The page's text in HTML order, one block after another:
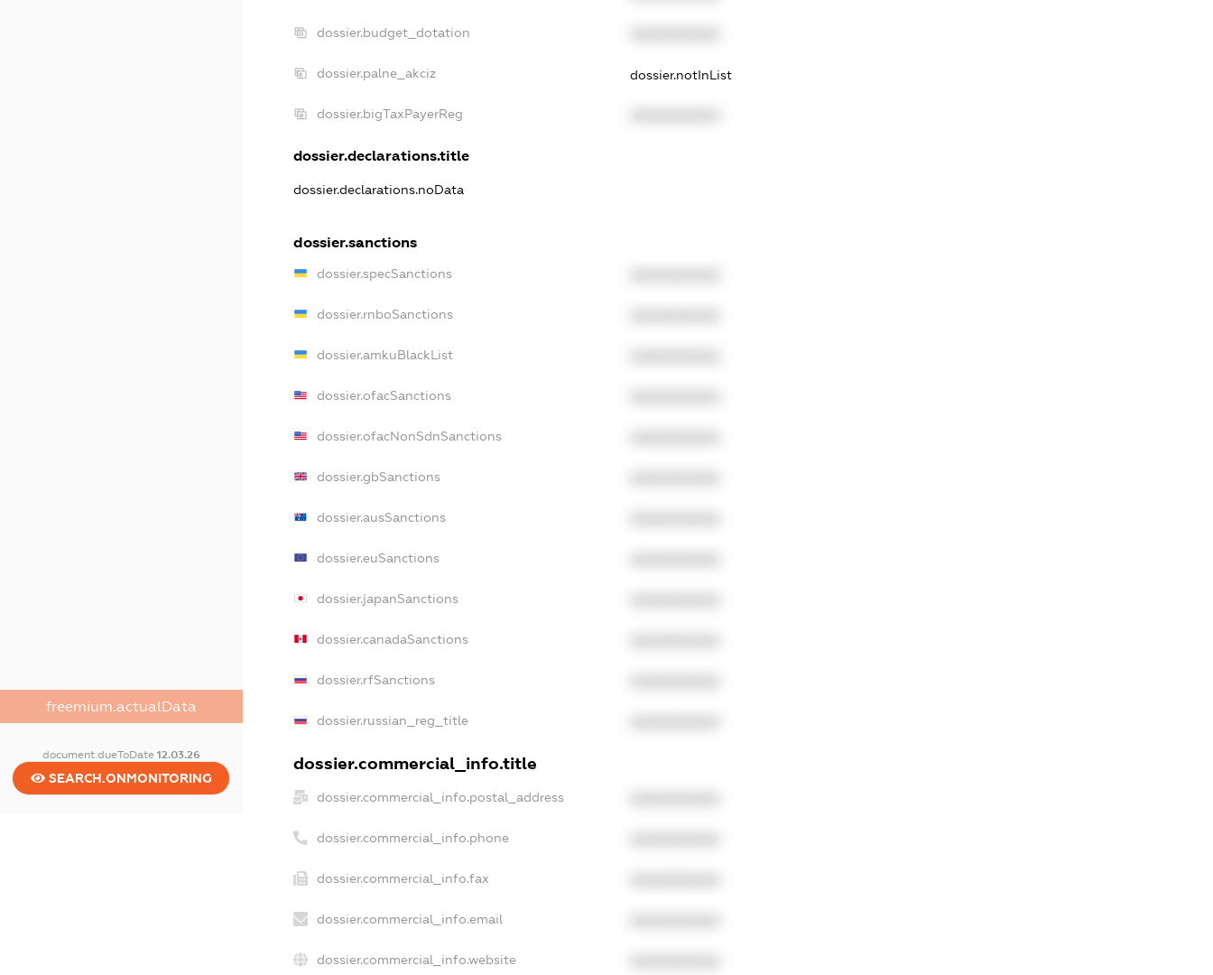
freemium.actualData
document.dueToDate 12.03.26
SEARCH.ONMONITORING
dossier.budget_dotation
dossier.palne_akciz dossier.notInList
dossier.bigTaxPayerReg
dossier.declarations.title
dossier.declarations.noData
dossier.sanctions
dossier.specSanctions
dossier.rnboSanctions
dossier.amkuBlackList
dossier.ofacSanctions
dossier.ofacNonSdnSanctions
dossier.gbSanctions
dossier.ausSanctions
dossier.euSanctions
dossier.japanSanctions
dossier.canadaSanctions
dossier.rfSanctions
dossier.russian_reg_title
dossier.commercial_info.title
dossier.commercial_info.postal_address
dossier.commercial_info.phone
dossier.commercial_info.fax
dossier.commercial_info.email
dossier.commercial_info.website